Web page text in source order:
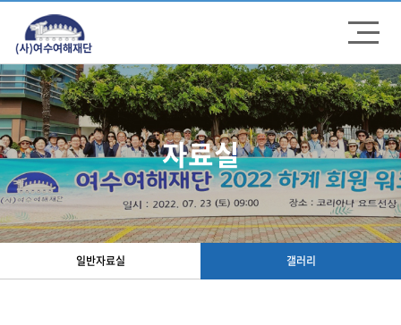
주메뉴 바로가기
컨텐츠 바로가기
자료실
일반자료실 갤러리